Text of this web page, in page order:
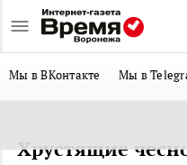
Мы в ВКонтакте Мы в
Хрустящие